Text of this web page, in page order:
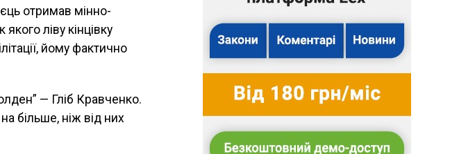
отримав мінно-
ліву кінцівку
йому фактично
— Гліб Кравченко.
більше, ніж від них